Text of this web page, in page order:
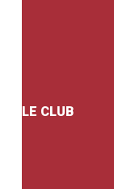
LE CLUB